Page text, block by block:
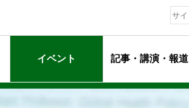
イベント 記事・講演・報道